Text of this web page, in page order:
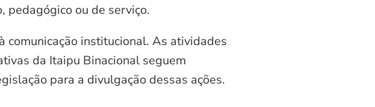
pedagógico ou de serviço.
institucional. As atividades
da Itaipu Binacional seguem
para a divulgação dessas ações.